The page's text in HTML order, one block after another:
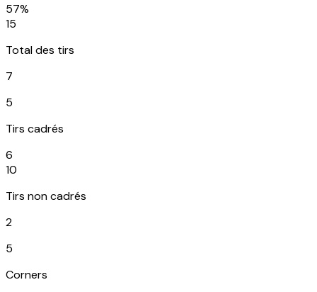
57%
15
Total des tirs
7
5
Tirs cadrés
6
10
Tirs non cadrés
2
5
Corners